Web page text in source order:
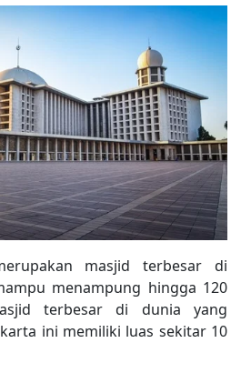
masjid terbesar di
menampung hingga 120
terbesar di dunia yang
ini memiliki luas sekitar 10